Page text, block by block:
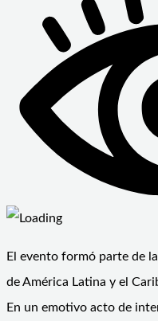
El evento formó parte de
de América Latina y el
En un emotivo acto de